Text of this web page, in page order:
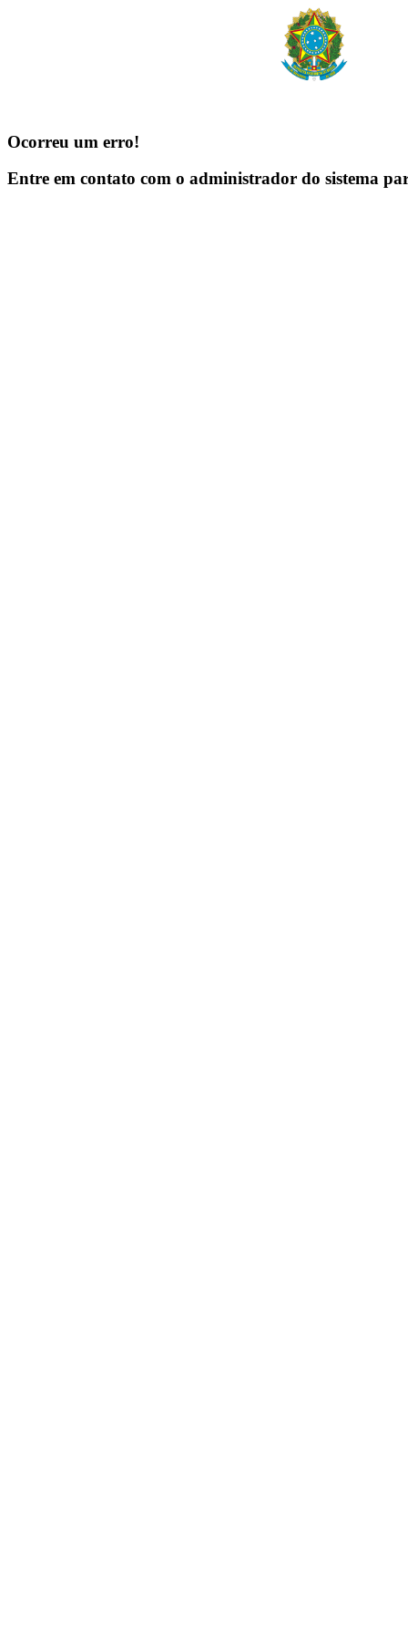
Ocorreu um erro!
Entre em contato com o administrador do sistema